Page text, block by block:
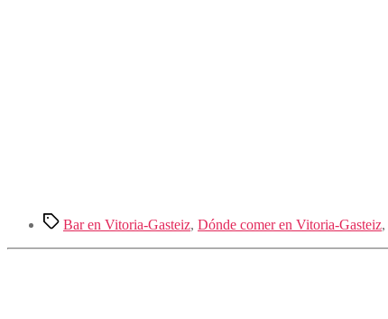
Etiquetas
Bar en Vitoria-Gasteiz, Dónde comer en Vitoria-Gasteiz,